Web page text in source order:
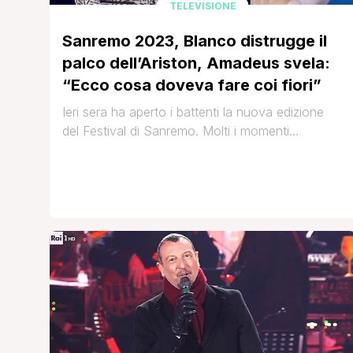
TELEVISIONE
Sanremo 2023, Blanco distrugge il
palco dell’Ariston, Amadeus svela:
“Ecco cosa doveva fare coi fiori”
Ieri sera ha aperto i battenti la nuova edizione
del Festival di Sanremo. Molti i momenti
protagonista Blanco. Il cantante, intervenuto
come [']